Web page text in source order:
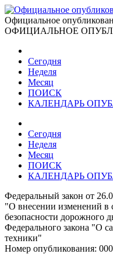
Официальное
ОФИЦИАЛЬНОЕ
Сегодня
Неделя
Месяц
ПОИСК
КАЛЕНДАРЬ
Сегодня
Неделя
Месяц
ПОИСК
КАЛЕНДАРЬ
Федеральный закон от
"О внесении изменений в
безопасности дорожного
Федерального закона "О
техники"
Номер опубликования: